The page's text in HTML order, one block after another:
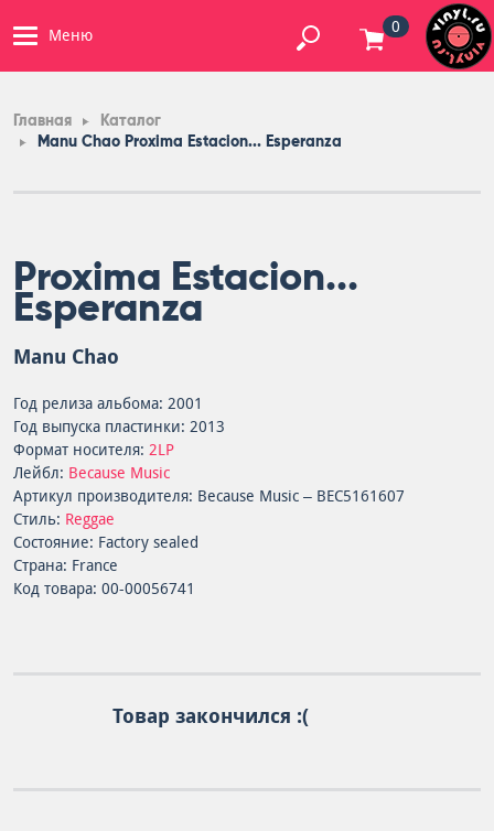
Меню 0
Главная
Каталог
Manu Chao Proxima Estacion... Esperanza
Proxima Estacion...
Esperanza
Manu Chao
Год релиза альбома: 2001
Год выпуска пластинки: 2013
Формат носителя: 2LP
Лейбл: Because Music
Артикул производителя: Because Music – BEC5161607
Стиль: Reggae
Состояние: Factory sealed
Страна: France
Код товара: 00-00056741
Товар закончился :(